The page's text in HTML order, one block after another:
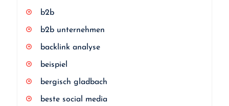
b2b
b2b unternehmen
backlink analyse
beispiel
bergisch gladbach
beste social media